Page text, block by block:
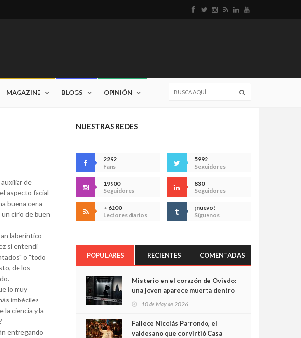
MAGAZINE BLOGS OPINIÓN
de
aspecto facial
buena cena
cirio de buen
laberíntico
sí entendí
o "todo
de los
lo muy
imbéciles
la ciencia y la
entregando
NUESTRAS REDES
2292
Fans
5992
Seguidores
19900
Seguidores
830
Seguidores
+ 6200
Lectores diarios
¡nuevo!
Síguenos
POPULARES RECIENTES COMENTADAS
Misterio en el corazón de Oviedo:
una joven aparece muerta dentro
cámaras captan sus últimos
minutos
10 de May de 2026
Fallece Nicolás Parrondo, el
valdesano que convirtió Casa